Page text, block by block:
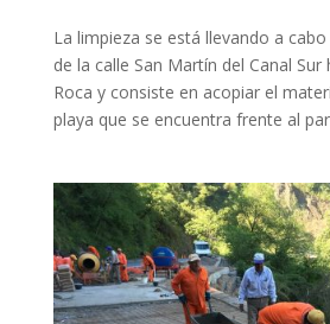
La limpieza se está llevando a
de la calle San Martín del Canal Sur
Roca y consiste en acopiar el
playa que se encuentra frente al